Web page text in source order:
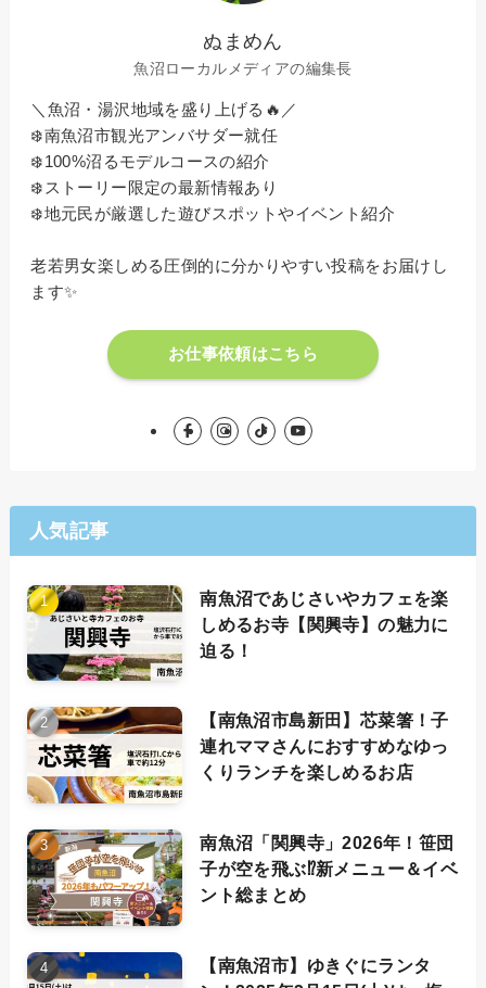
ぬまめん
魚沼ローカルメディアの編集長
＼魚沼・湯沢地域を盛り上げる🔥／
❄️南魚沼市観光アンバサダー就任
❄️100%沼るモデルコースの紹介
❄️ストーリー限定の最新情報あり
❄️地元民が厳選した遊びスポットやイベント紹介
老若男女楽しめる圧倒的に分かりやすい投稿をお届けし
ます✨
お仕事依頼はこちら
人気記事
南魚沼であじさいやカフェを楽
しめるお寺【関興寺】の魅力に
迫る！
【南魚沼市島新田】芯菜箸！子
連れママさんにおすすめなゆっ
くりランチを楽しめるお店
南魚沼「関興寺」2026年！笹団
子が空を飛ぶ⁉新メニュー＆イベ
ント総まとめ
【南魚沼市】ゆきぐにランタ